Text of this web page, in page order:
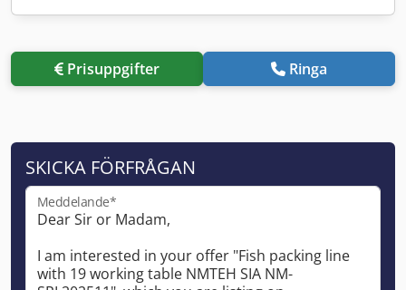
Prisuppgifter Ringa
SKICKA FÖRFRÅGAN
Meddelande*